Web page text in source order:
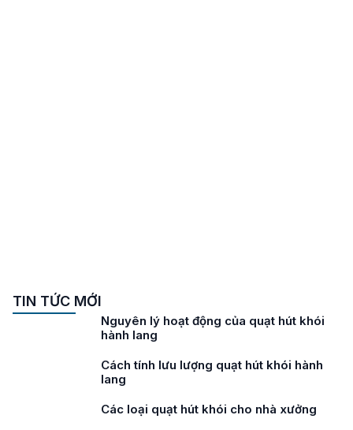
TIN TỨC MỚI
Lưu ý khi lựa chọn quạt hút khói hành
lang
Tiêu chuẩn quạt hút khói hành lang
Các loại quạt hút khói cho tòa nhà cao